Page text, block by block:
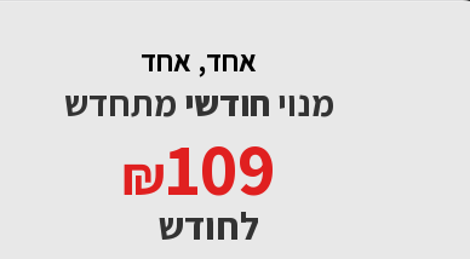
אחד, אחד
מנוי חודשי מתחדש
109
לחודש